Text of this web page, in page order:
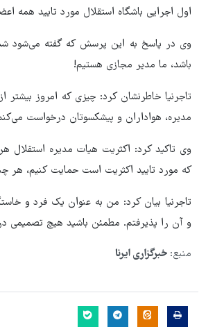
اول اجرایی باشگاه استقلال مورد تایید همه
وی در پاسخ به این پرسش که گفته می‌شود
باشد، ما مدیر مجازی هستیم!
تاجرنیا خاطرنشان کرد: چیزی که امروز
مدیره، هواداران و پیشکسوتان درخواست
وی تاکید کرد: اکثریت هیات مدیره
که مورد تایید اکثریت است حمایت کنیم، هر
تاجرنیا بیان کرد: من به عنوان یک فرد و
و آن را پذیرفتم. مطمئن باشید هیچ تصمیمی
منبع: خبرگزاری ایرنا
خرازی به دادگاه
احضار شد
اسرائیل
«غزه